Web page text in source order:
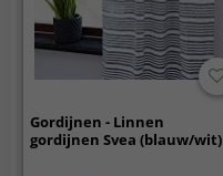
Gordijnen - Linnen
gordijnen Svea (blauw/wit)